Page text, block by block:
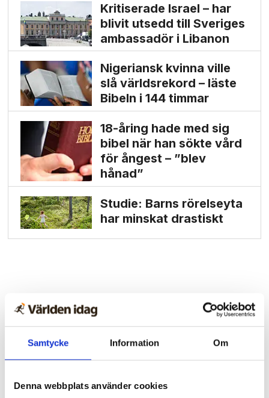
Samtycke Information Om
Denna webbplats använder cookies
Kritiserade Israel – har
blivit utsedd till Sveriges
ambassadör i Libanon
Nigeriansk kvinna ville
slå världs­rekord – läste
Bibeln i 144 timmar
18-åring hade med sig
bibel när han sökte vård
för ångest – ”blev
hånad”
Studie: Barns rörelseyta
har minskat drastiskt